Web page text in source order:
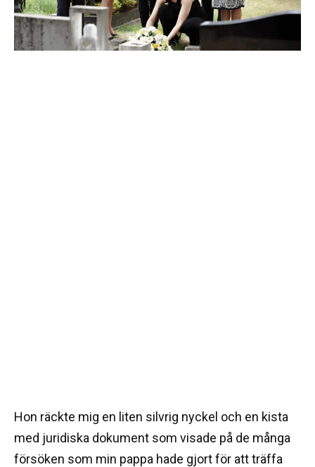
Hon räckte mig en liten silvrig nyckel och en kista
med juridiska dokument som visade på de många
försöken som min pappa hade gjort för att träffa